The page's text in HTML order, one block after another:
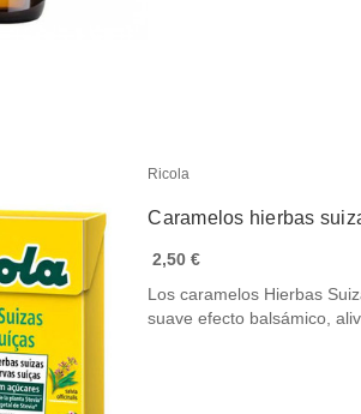
Ricola
Caramelos hierbas
2,50 €
Los caramelos Hierbas
suave efecto balsámico,